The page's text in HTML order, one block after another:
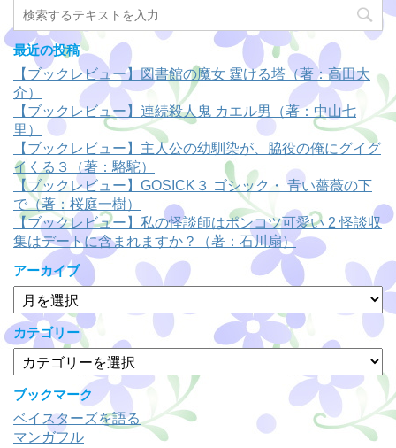
最近の投稿
【ブックレビュー】図書館の魔女 霆ける塔（著：高田大
介）
【ブックレビュー】連続殺人鬼 カエル男（著：中山七
里）
【ブックレビュー】主人公の幼馴染が、脇役の俺にグイグ
イくる３（著：駱駝）
【ブックレビュー】GOSICK３ ゴシック・ 青い薔薇の下
で（著：桜庭一樹）
【ブックレビュー】私の怪談師はポンコツ可愛い 2 怪談収
集はデートに含まれますか？（著：石川扇）
アーカイブ
ア
ー
カ
イ
ブ
カテゴリー
テ
ゴ
リ
ー
ブックマーク
ベイスターズを語る
マンガフル